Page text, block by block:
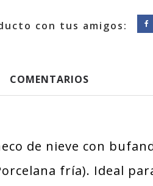
con tus amigos:
COMENTARIOS
de nieve con
fría). Ideal